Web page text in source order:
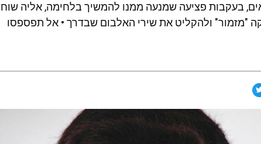
רבים למילואים, בעקבות פציעה שמנעה ממנו להמשיך בלחימה, אליה
"מזמור" ולהקליט את שירי האלבום שבדרך • אל תפספסו